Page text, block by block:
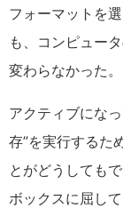
フォーマットを
も、コンピュー
変わらなかった。
アクティブにな
存”を実行するた
とがどうしても
ボックスに屈して